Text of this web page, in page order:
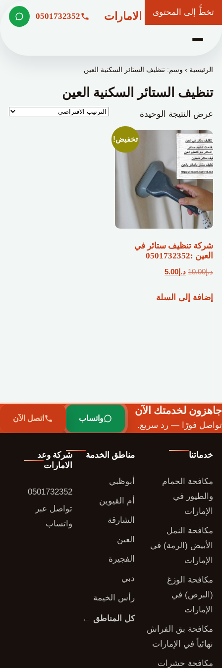
تخطَّ إلى المحتوى
شركة وعد الامارات 0501732352
الرئيسية ›وسم: تنظيف الستائر السكنية العين
تنظيف الستائر السكنية العين
عرض النتيجة الوحيدة
تخفيض!
شركة تنظيف ستائر في
العين :0501732352
د.إ10.00 السعر
هو:
د.إ 5.00السعر
هو:
إضافة إلى السلة
جاهزون لخدمتك الآن
تواصل فورًا — رد سريع.
واتساب اتصل الآن
خدماتنا
مكافحة الحمام
والطيور في
الإمارات
مكافحة النمل
الأبيض (الرمة) في
الإمارات
مكافحة الوزغ
(البرص) في
الإمارات
مكافحة بق الفراش
نهائياً في الإمارات
مكافحة حشرات
مناطق الخدمة
أبوظبي
أم القيوين
الشارقة
العين
الفجيرة
دبي
رأس الخيمة
كل المناطق ←
شركة وعد
الامارات
0501732352
تواصل عبر
واتساب